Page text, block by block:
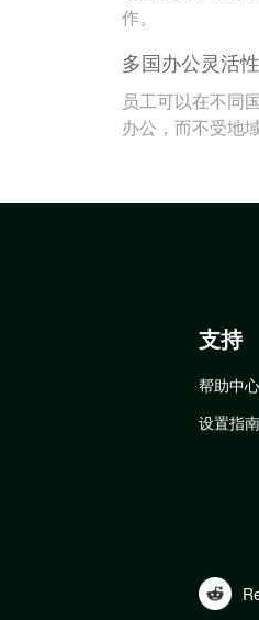
作。
多国办公灵活性
员工可以在不同
办公，而不受地域
支持
帮助中心
设置指南